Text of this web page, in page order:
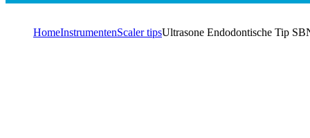
HomeInstrumentenScaler tipsUltrasone Endodontische Tip